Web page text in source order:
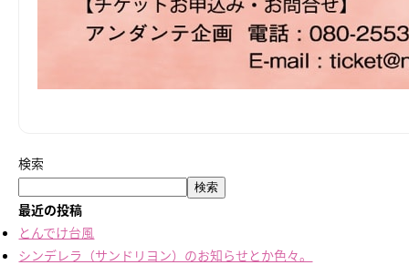
検索
検索
最近の投稿
とんでけ台風
シンデレラ（サンドリヨン）のお知らせとか色々。